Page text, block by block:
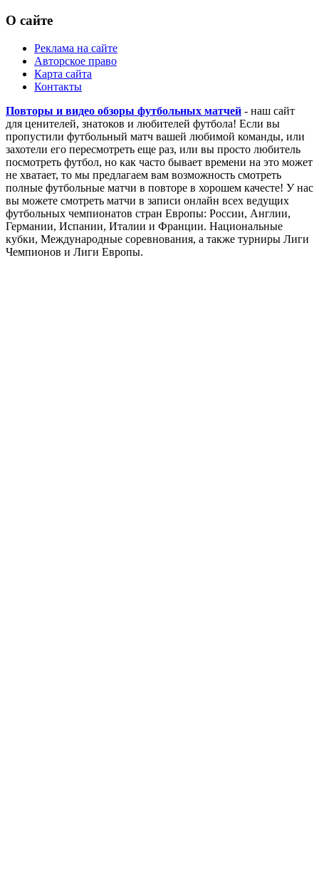
О сайте
Реклама на сайте
Авторское право
Карта сайта
Контакты
Повторы и видео обзоры футбольных матчей - наш сайт
для ценителей, знатоков и любителей футбола! Если вы
пропустили футбольный матч вашей любимой команды, или
захотели его пересмотреть еще раз, или вы просто любитель
посмотреть футбол, но как часто бывает времени на это может
не хватает, то мы предлагаем вам возможность смотреть
полные футбольные матчи в повторе в хорошем качесте! У нас
вы можете смотреть матчи в записи онлайн всех ведущих
футбольных чемпионатов стран Европы: России, Англии,
Германии, Испании, Италии и Франции. Национальные
кубки, Международные соревнования, а также турниры Лиги
Чемпионов и Лиги Европы.